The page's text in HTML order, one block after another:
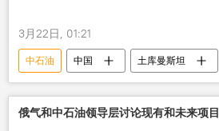
3月22日, 01:21
中石油 中国 土库曼斯坦
生产
俄气和中石油领导层讨论现有和未来项目